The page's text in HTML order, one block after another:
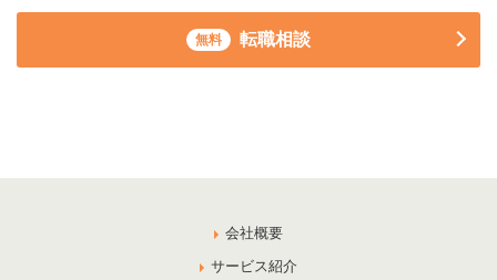
無料 転職相談
会社概要
サービス紹介